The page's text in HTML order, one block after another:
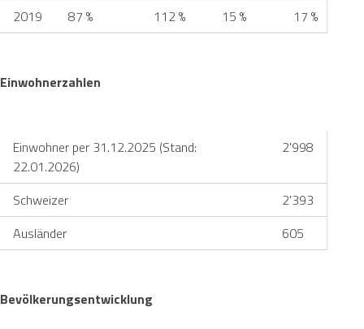
2019
87 % 112 % 15 % 17 %
Einwohnerzahlen
Einwohner per 31.12.2025 (Stand:
22.01.2026)
2'998
Schweizer
2'393
Ausländer
605
Bevölkerungsentwicklung